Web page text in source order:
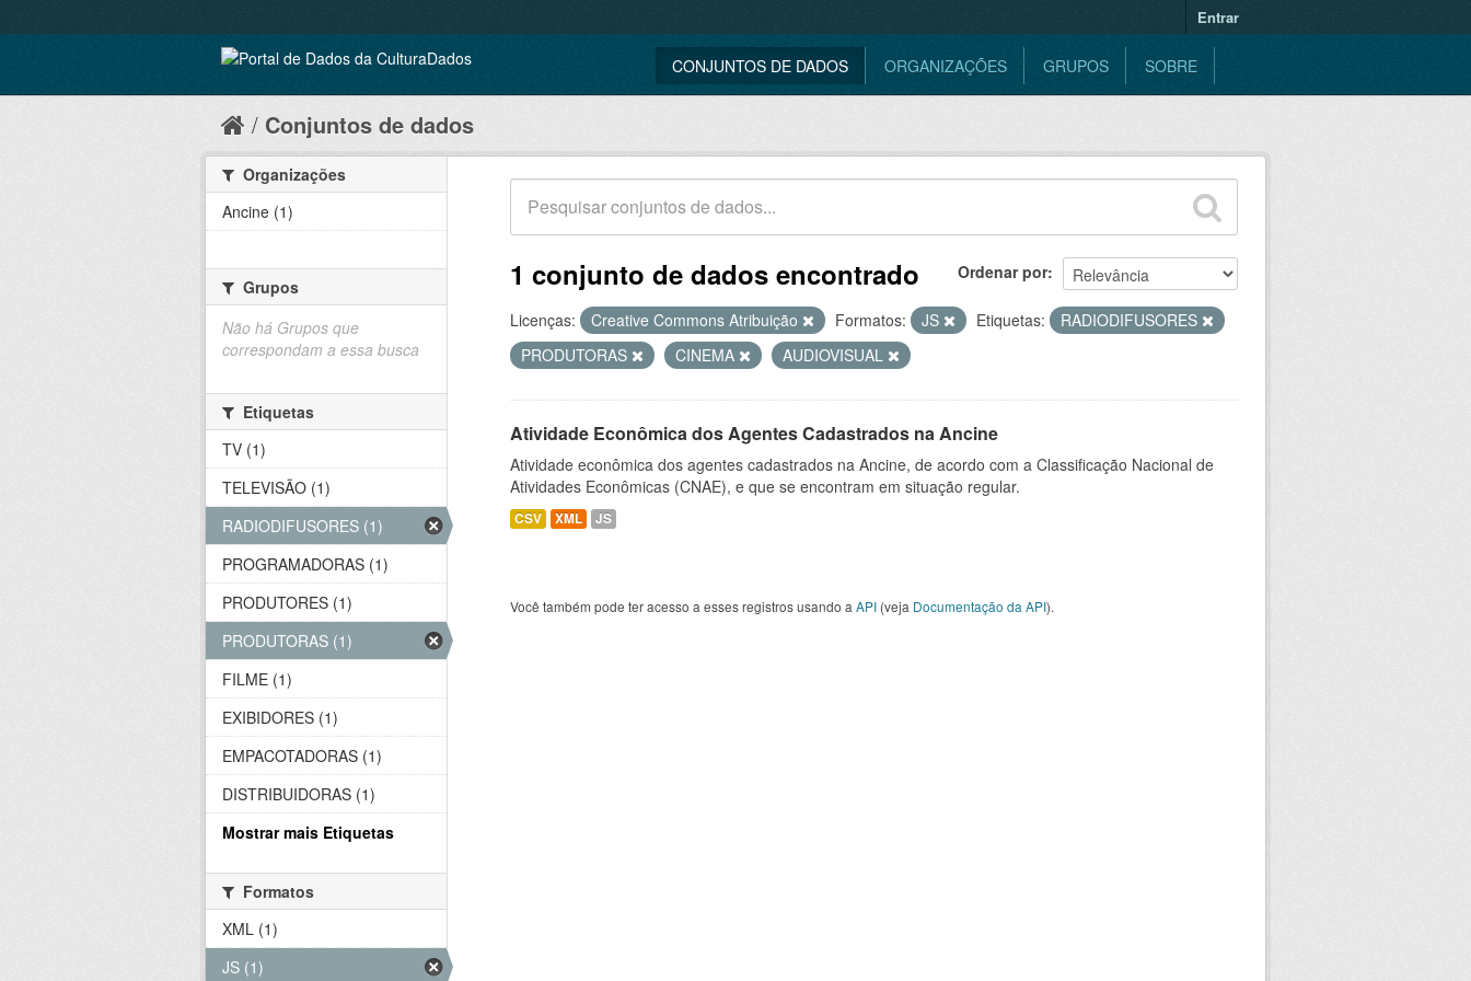
Entrar
CONJUNTOS DE DADOS ORGANIZAÇÕES GRUPOS SOBRE
Conjuntos de dados
Ordenar por
1 conjunto de dados encontrado
Licenças: Creative Commons Atribuição Formatos: JS Etiquetas:
RADIODIFUSORES
PRODUTORAS
CINEMA AUDIOVISUAL
Atividade Econômica dos Agentes Cadastrados na Ancine
Atividade econômica dos agentes cadastrados na Ancine, de acordo com a Classificação Nacional de
Atividades Econômicas (CNAE), e que se encontram em situação regular.
CSV XML JS
Você também pode ter acesso a esses registros usando a API (veja Documentação da API).
Organizações
Ancine (1)
Grupos
Não há Grupos que
correspondam a essa busca
Etiquetas
TV (1)
TELEVISÃO (1)
RADIODIFUSORES (1)
PROGRAMADORAS (1)
PRODUTORES (1)
PRODUTORAS (1)
FILME (1)
EXIBIDORES (1)
EMPACOTADORAS (1)
DISTRIBUIDORAS (1)
Mostrar mais Etiquetas
Formatos
XML (1)
JS (1)